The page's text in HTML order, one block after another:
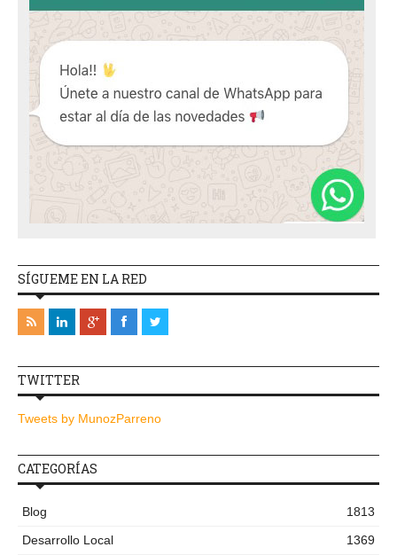
SÍGUEME EN LA RED
TWITTER
Tweets by MunozParreno
CATEGORÍAS
Blog
1813
Desarrollo Local
1369